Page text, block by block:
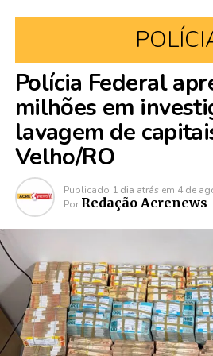
Polícia Federal
milhões em
lavagem de
Velho/RO
Publicado 1 dia atrás em 4 de
Por Redação Acrenews